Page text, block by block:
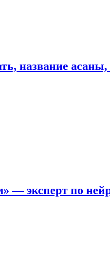
название
— эксперт по